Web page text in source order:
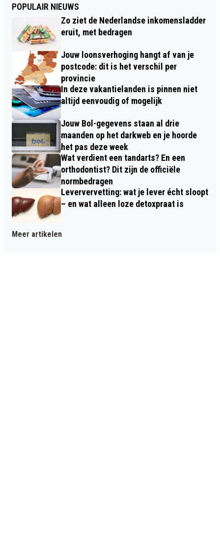
POPULAIR NIEUWS
Zo ziet de Nederlandse inkomensladder
eruit, met bedragen
Jouw loonsverhoging hangt af van je
postcode: dit is het verschil per
provincie
In deze vakantielanden is pinnen niet
altijd eenvoudig of mogelijk
Jouw Bol-gegevens staan al drie
maanden op het darkweb en je hoorde
het pas deze week
Wat verdient een tandarts? En een
orthodontist? Dit zijn de officiële
normbedragen
Leververvetting: wat je lever écht sloopt
– en wat alleen loze detoxpraat is
Meer artikelen